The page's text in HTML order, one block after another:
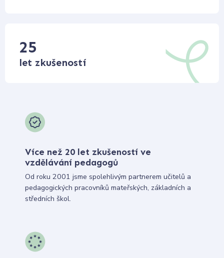
25
let zkušeností
Více než 20 let zkušeností ve
vzdělávání pedagogů
Od roku 2001 jsme spolehlivým partnerem učitelů a
pedagogických pracovníků mateřských, základních a
středních škol.